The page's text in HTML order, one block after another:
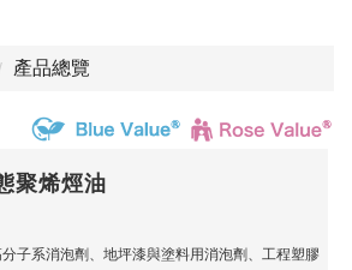
產品總覽
聚烯烴油
子系消泡劑、地坪漆與塗料用消泡劑、工程塑膠